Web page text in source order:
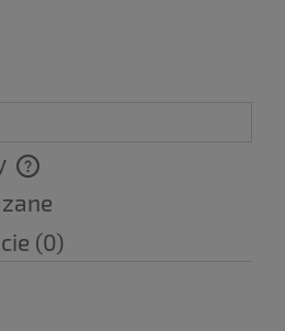
kosztów płatności
(0)